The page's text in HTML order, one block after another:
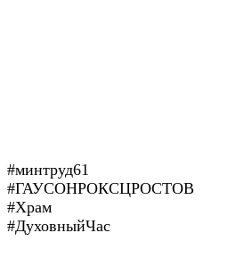
#минтруд61
#ГАУСОНРОКСЦРОСТОВ
#Храм
#ДуховныйЧас